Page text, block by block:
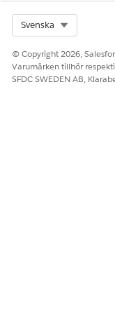
Svenska
© Copyright 2026,
Varumärken tillhör
SFDC SWEDEN AB,